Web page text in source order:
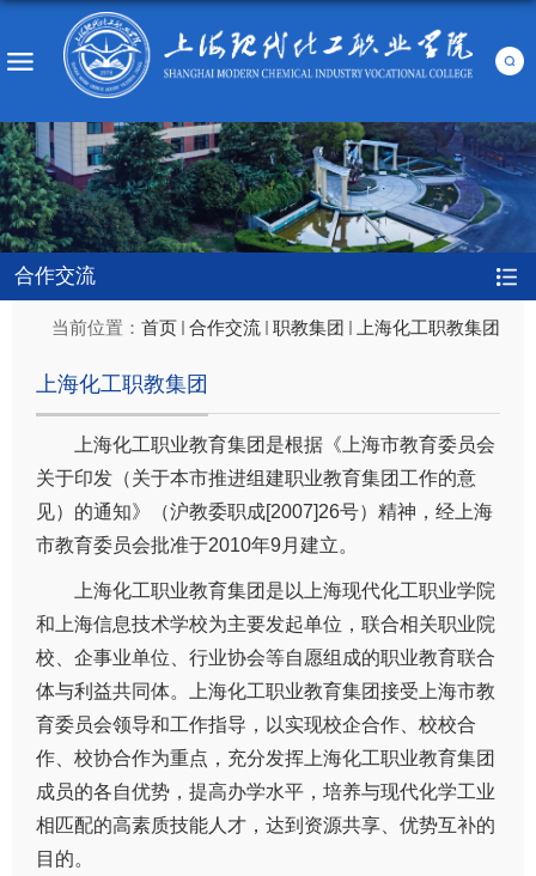
合作交流
当前位置： 首页 合作交流 职教集团 上海化工职教集团
上海化工职教集团
上海化工职业教育集团是根据《上海市教育委员会
关于印发（关于本市推进组建职业教育集团工作的意
见）的通知》（沪教委职成[2007]26号）精神，经上海
市教育委员会批准于2010年9月建立。
上海化工职业教育集团是以上海现代化工职业学院
和上海信息技术学校为主要发起单位，联合相关职业院
校、企事业单位、行业协会等自愿组成的职业教育联合
体与利益共同体。上海化工职业教育集团接受上海市教
育委员会领导和工作指导，以实现校企合作、校校合
作、校协合作为重点，充分发挥上海化工职业教育集团
成员的各自优势，提高办学水平，培养与现代化学工业
相匹配的高素质技能人才，达到资源共享、优势互补的
目的。